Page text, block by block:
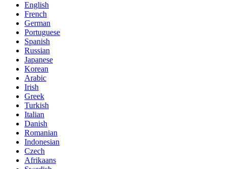
English
French
German
Portuguese
Spanish
Russian
Japanese
Korean
Arabic
Irish
Greek
Turkish
Italian
Danish
Romanian
Indonesian
Czech
Afrikaans